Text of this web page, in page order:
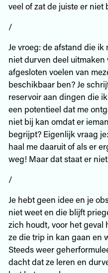
veel of zat de juiste er niet
/
Je vroeg: de afstand die
niet durven deel uitmaken
afgesloten voelen van
beschikbaar ben? Je
reservoir aan dingen die
een potentieel dat me
niet bij kan omdat er
begrijpt? Eigenlijk vraag
haal me daaruit of als er
weg! Maar dat staat er
/
Je hebt geen idee en je
niet weet en die blijft
zich houdt, voor het geval
ze die trip in kan gaan en
Steeds weer
dacht dat ze leren en